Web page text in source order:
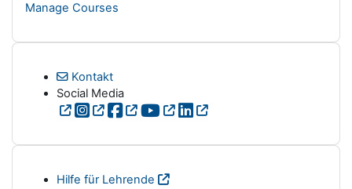
Manage Courses
Kontakt
Social Media
Hilfe für Lehrende